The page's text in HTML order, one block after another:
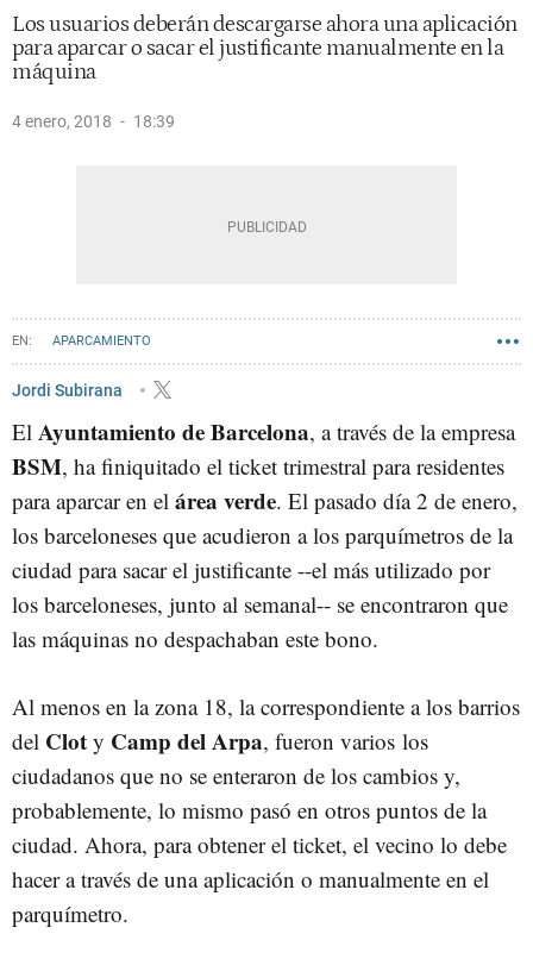
Los usuarios deberán descargarse ahora una aplicación
para aparcar o sacar el justificante manualmente en la
máquina
4 enero, 2018 18:39
APARCAMIENTO
Jordi Subirana
El Ayuntamiento de Barcelona, a través de la empresa
BSM, ha finiquitado el ticket trimestral para residentes
para aparcar en el área verde. El pasado día 2 de enero,
los barceloneses que acudieron a los parquímetros de la
ciudad para sacar el justificante --el más utilizado por
los barceloneses, junto al semanal-- se encontraron que
las máquinas no despachaban este bono.
Al menos en la zona 18, la correspondiente a los barrios
del Clot y Camp del Arpa, fueron varios los
ciudadanos que no se enteraron de los cambios y,
probablemente, lo mismo pasó en otros puntos de la
ciudad. Ahora, para obtener el ticket, el vecino lo debe
hacer a través de una aplicación o manualmente en el
parquímetro.